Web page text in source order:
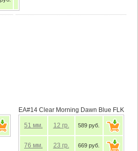
EA#14 Clear Morning Dawn Blue FLK
51 мм. 12 гр. 589 руб.
76 мм. 23 гр. 669 руб.